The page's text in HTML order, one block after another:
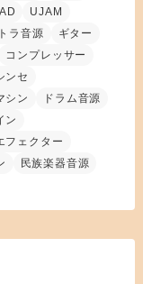
UJAM
ラ音源
ギター
コンプレッサー
ンセ
シン
ドラム音源
ン
フェクター
民族楽器音源